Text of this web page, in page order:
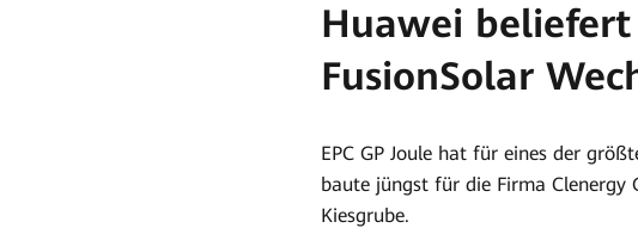
Huawei
FusionSolar
EPC GP Joule hat für eines der
baute jüngst für die Firma Clenergy
Kiesgrube.